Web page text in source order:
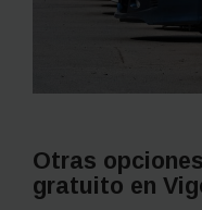
Otras
gratuito en